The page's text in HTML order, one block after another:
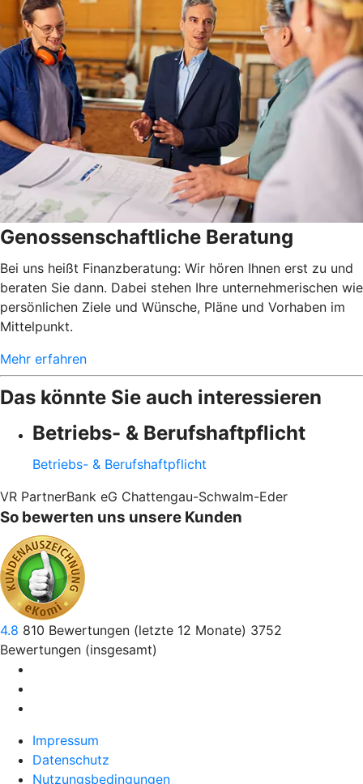
Genossenschaftliche Beratung
Bei uns heißt Finanzberatung: Wir hören Ihnen erst zu und
beraten Sie dann. Dabei stehen Ihre unternehmerischen wie
persönlichen Ziele und Wünsche, Pläne und Vorhaben im
Mittelpunkt.
Mehr erfahren
Das könnte Sie auch interessieren
Betriebs- & Berufshaftpflicht
Betriebs- & Berufshaftpflicht
VR PartnerBank eG Chattengau-Schwalm-Eder
So bewerten uns unsere Kunden
4.8 810 Bewertungen (letzte 12 Monate) 3752
Bewertungen (insgesamt)
Impressum
Datenschutz
Nutzungsbedingungen